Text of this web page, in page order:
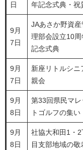
日
年記念式典・祝
9月
7日
JAあさか野資産
理部会設立10周
記念式典
9月
7日
新座リトルシニ
親会
9月
8日
第33回県民マレ
トゴルフの集い
9月
8日
社協大和田1・2
目支部地域の敬